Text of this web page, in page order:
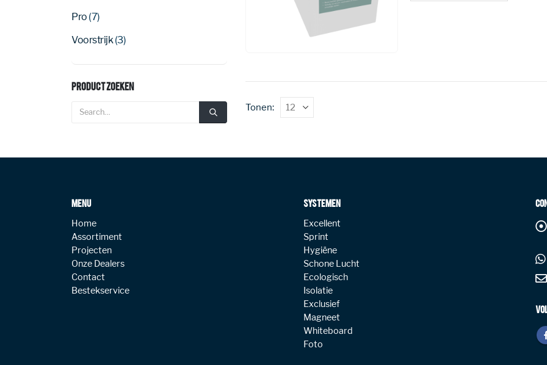
Tonen:
Pro (7)
Voorstrijk(3)
Product Zoeken
MENU
Home
Assortiment
Projecten
Onze Dealers
Contact
Bestekservice
SYSTEMEN
Excellent
Sprint
Hygiëne
Schone Lucht
Ecologisch
Isolatie
Exclusief
Magneet
Whiteboard
Foto